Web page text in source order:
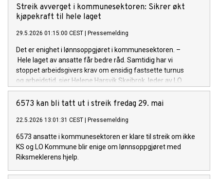
møte. Mange av våre medlemmer tjener lite, derfor var
reallønnsvekst et krystallklart krav fra oss. Et annet viktig
arbeidsgiver ikke gikk med på disse kravene, måtte det bli
brudd, sier Tarjei Leistad fra Fagforbundets ledelse. Avtalen
det ble forhandlet om er Helse- og
omsorgsoverenskomsten, kalt avtale 481. Fagforbundet
forhandlet sammen med FO. Hvis partene ikke kommer til
enighet hos Riksmekleren, vil det bli streik. Meklingsdato er
Streik avverget i kommunesektoren: Sikrer økt
kjøpekraft til hele laget
29.5.2026 01:15:00 CEST Pressemelding
Det er enighet i lønnsoppgjøret i kommunesektoren. –
Hele laget av ansatte får bedre råd. Samtidig har vi
stoppet arbeidsgivers krav om ensidig fastsette turnus
og arbeidstid, sier Helene Harsvik Skeibrok, leder av LO
Kommune og Fagforbundet.
6573 kan bli tatt ut i streik fredag 29. mai
22.5.2026 13:01:31 CEST Pressemelding
6573 ansatte i kommunesektoren er klare til streik om ikke
KS og LO Kommune blir enige om lønnsoppgjøret med
Riksmeklerens hjelp.